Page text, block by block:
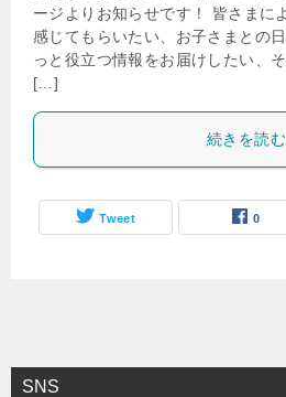
ージよりお知らせです！ 皆さまに
感じてもらいたい、お子さまとの
っと役立つ情報をお届けしたい、
[…]
続きを読む
Tweet 0
SNS